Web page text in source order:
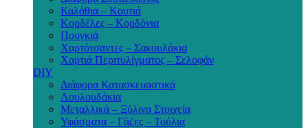
Καλάθια – Κουτιά
Κορδέλες – Κορδόνια
Πουγκιά
Χαρτότσαντες – Σακουλάκια
Χαρτιά Περιτυλίγματος – Σελοφάν
DIY
Διάφορα Κατασκευαστικά
Λουλουδάκια
Μεταλλικά – Ξύλινα Στοιχεία
Υφάσματα – Γάζες – Τούλια